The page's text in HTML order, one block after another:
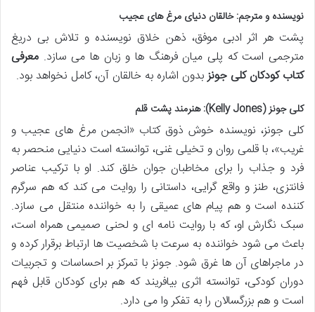
نویسنده و مترجم: خالقان دنیای مرغ های عجیب
پشت هر اثر ادبی موفق، ذهن خلاق نویسنده و تلاش بی دریغ
مترجمی است که پلی میان فرهنگ ها و زبان ها می سازد. معرفی
کتاب کودکان کلی جونزبدون اشاره به خالقان آن، کامل نخواهد بود.
کلی جونز (Kelly Jones): هنرمند پشت قلم
کلی جونز، نویسنده خوش ذوق کتاب «انجمن مرغ های عجیب و
غریب»، با قلمی روان و تخیلی غنی، توانسته است دنیایی منحصر به
فرد و جذاب را برای مخاطبان جوان خلق کند. او با ترکیب عناصر
فانتزی، طنز و واقع گرایی، داستانی را روایت می کند که هم سرگرم
کننده است و هم پیام های عمیقی را به خواننده منتقل می سازد.
سبک نگارش او، که با روایت نامه ای و لحنی صمیمی همراه است،
باعث می شود خواننده به سرعت با شخصیت ها ارتباط برقرار کرده و
در ماجراهای آن ها غرق شود. جونز با تمرکز بر احساسات و تجربیات
دوران کودکی، توانسته اثری بیافریند که هم برای کودکان قابل فهم
است و هم بزرگسالان را به تفکر وا می دارد.